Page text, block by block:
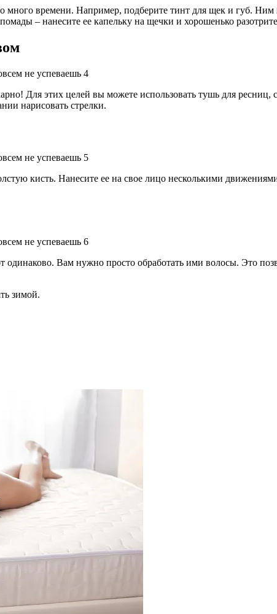
много времени. Например, подберите тинт для щек и губ.
– нанесите ее капельку на щечки и хорошенько
Для этих целей вы можете использовать тушь для
нарисовать стрелки.
кисть. Нанесите ее на свое лицо несколькими
Вам нужно просто обработать ими волосы. Это
зимой.